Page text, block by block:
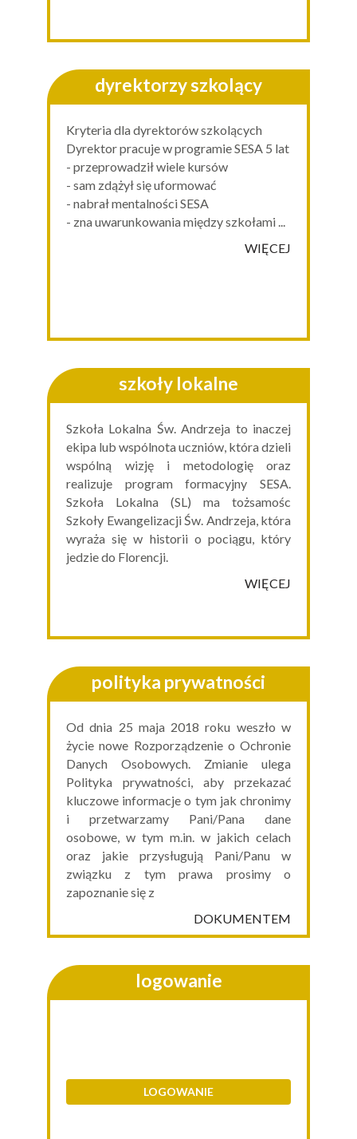
dyrektorzy szkolący
Kryteria dla dyrektorów szkolących
Dyrektor pracuje w programie SESA 5 lat
- przeprowadził wiele kursów
- sam zdążył się uformować
- nabrał mentalności SESA
- zna uwarunkowania między szkołami ...
WIĘCEJ
szkoły lokalne
Szkoła Lokalna Św. Andrzeja to inaczej
ekipa lub wspólnota uczniów, która dzieli
wspólną wizję i metodologię oraz
realizuje program formacyjny SESA.
Szkoła Lokalna (SL) ma tożsamośc
Szkoły Ewangelizacji Św. Andrzeja, która
wyraża się w historii o pociągu, który
jedzie do Florencji.
WIĘCEJ
polityka prywatności
Od dnia 25 maja 2018 roku weszło w
życie nowe Rozporządzenie o Ochronie
Danych Osobowych. Zmianie ulega
Polityka prywatności, aby przekazać
kluczowe informacje o tym jak chronimy
i przetwarzamy Pani/Pana dane
osobowe, w tym m.in. w jakich celach
oraz jakie przysługują Pani/Panu w
związku z tym prawa prosimy o
zapoznanie się z
DOKUMENTEM
.
logowanie
LOGOWANIE